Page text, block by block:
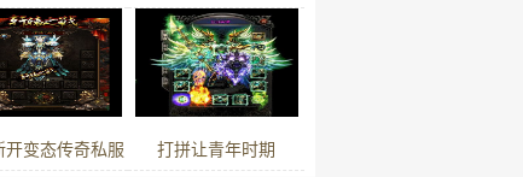
代练拿着工资体
顶级的账号
开变态传奇私服 打拼让青年时期